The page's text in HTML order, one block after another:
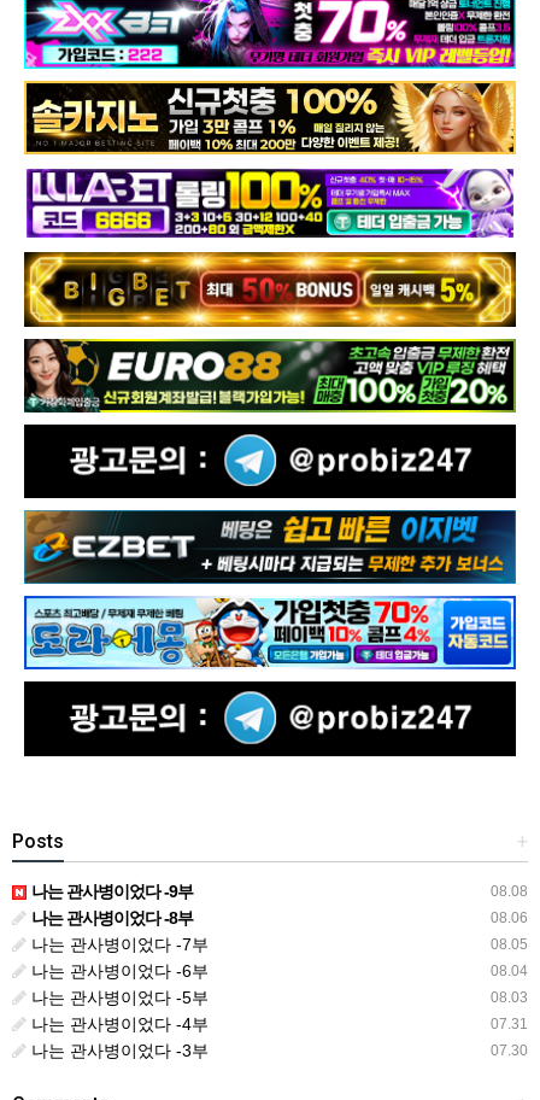
+
Posts
08.08
나는 관사병이었다 -9부
08.06
나는 관사병이었다 -8부
08.05
나는 관사병이었다 -7부
08.04
나는 관사병이었다 -6부
08.03
나는 관사병이었다 -5부
07.31
나는 관사병이었다 -4부
07.30
나는 관사병이었다 -3부